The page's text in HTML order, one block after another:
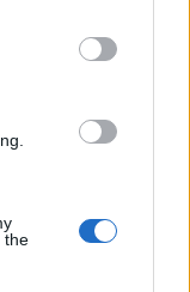
in below Google
the